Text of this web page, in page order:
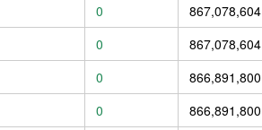
0 867,078,604
0 867,078,604
0 866,891,800
0 866,891,800